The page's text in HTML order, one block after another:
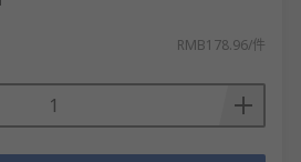
RMB178.96/件